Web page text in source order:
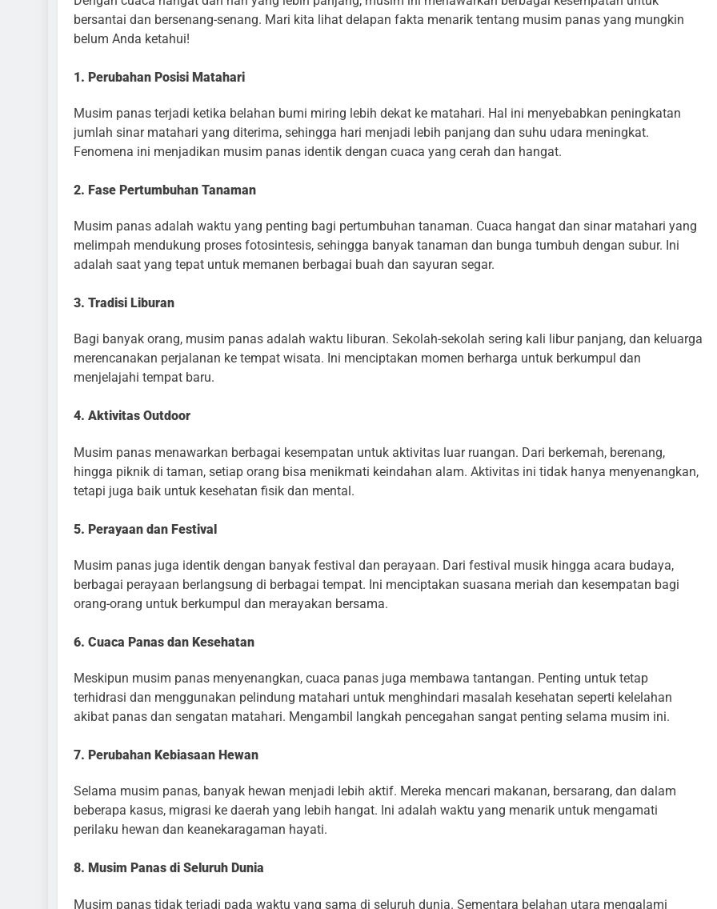
bersantai dan bersenang-senang. Mari kita lihat delapan fakta menarik tentang musim panas yang mungkin
belum Anda ketahui!
1. Perubahan Posisi Matahari
Musim panas terjadi ketika belahan bumi miring lebih dekat ke matahari. Hal ini menyebabkan peningkatan
jumlah sinar matahari yang diterima, sehingga hari menjadi lebih panjang dan suhu udara meningkat.
Fenomena ini menjadikan musim panas identik dengan cuaca yang cerah dan hangat.
2. Fase Pertumbuhan Tanaman
Musim panas adalah waktu yang penting bagi pertumbuhan tanaman. Cuaca hangat dan sinar matahari yang
melimpah mendukung proses fotosintesis, sehingga banyak tanaman dan bunga tumbuh dengan subur. Ini
adalah saat yang tepat untuk memanen berbagai buah dan sayuran segar.
3. Tradisi Liburan
Bagi banyak orang, musim panas adalah waktu liburan. Sekolah-sekolah sering kali libur panjang, dan keluarga
merencanakan perjalanan ke tempat wisata. Ini menciptakan momen berharga untuk berkumpul dan
menjelajahi tempat baru.
4. Aktivitas Outdoor
Musim panas menawarkan berbagai kesempatan untuk aktivitas luar ruangan. Dari berkemah, berenang,
hingga piknik di taman, setiap orang bisa menikmati keindahan alam. Aktivitas ini tidak hanya menyenangkan,
tetapi juga baik untuk kesehatan fisik dan mental.
5. Perayaan dan Festival
Musim panas juga identik dengan banyak festival dan perayaan. Dari festival musik hingga acara budaya,
berbagai perayaan berlangsung di berbagai tempat. Ini menciptakan suasana meriah dan kesempatan bagi
orang-orang untuk berkumpul dan merayakan bersama.
6. Cuaca Panas dan Kesehatan
Meskipun musim panas menyenangkan, cuaca panas juga membawa tantangan. Penting untuk tetap
terhidrasi dan menggunakan pelindung matahari untuk menghindari masalah kesehatan seperti kelelahan
akibat panas dan sengatan matahari. Mengambil langkah pencegahan sangat penting selama musim ini.
7. Perubahan Kebiasaan Hewan
Selama musim panas, banyak hewan menjadi lebih aktif. Mereka mencari makanan, bersarang, dan dalam
beberapa kasus, migrasi ke daerah yang lebih hangat. Ini adalah waktu yang menarik untuk mengamati
perilaku hewan dan keanekaragaman hayati.
8. Musim Panas di Seluruh Dunia
Musim panas tidak terjadi pada waktu yang sama di seluruh dunia. Sementara belahan utara mengalami